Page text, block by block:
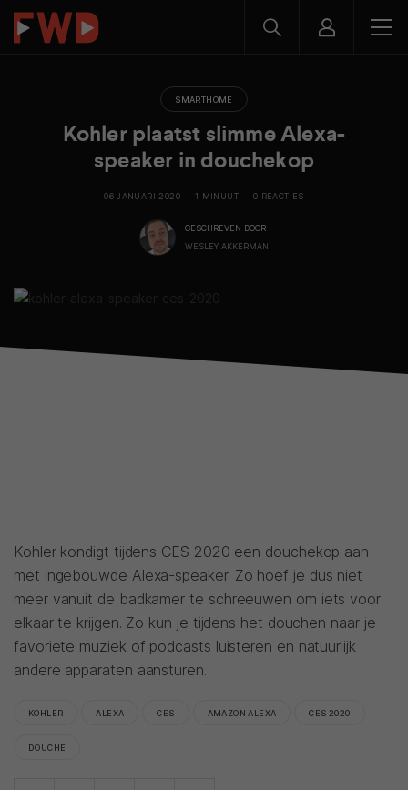
SMARTHOME
Kohler plaatst slimme Alexa-
speaker in douchekop
06 JANUARI 2020 1 MINUUT 0 REACTIES
GESCHREVEN DOOR
WESLEY AKKERMAN
Kohler kondigt tijdens CES 2020 een douchekop aan
met ingebouwde Alexa-speaker. Zo hoef je dus niet
meer vanuit de badkamer te schreeuwen om iets voor
elkaar te krijgen. Zo kun je tijdens het douchen naar je
favoriete muziek of podcasts luisteren en natuurlijk
andere apparaten aansturen.
KOHLER ALEXA CES AMAZON ALEXA CES 2020
DOUCHE